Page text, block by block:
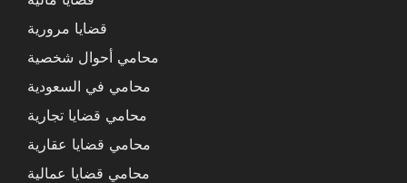
قضايا مرورية
محامي أحوال شخصية
محامي في السعودية
محامي قضايا تجارية
محامي قضايا عقارية
محامي قضايا عمالية